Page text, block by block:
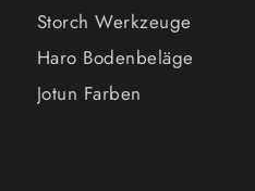
Storch Werkzeuge
Haro Bodenbeläge
Jotun Farben